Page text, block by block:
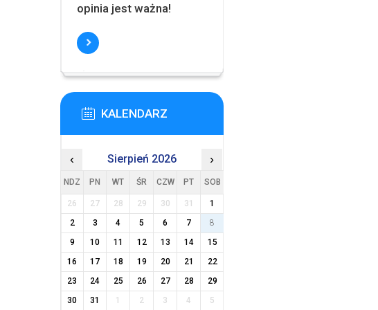
opinia jest ważna!
KALENDARZ
‹ Sierpień 2026 ›
NDZ PN WT ŚR CZW PT SOB
26 27 28 29 30 31
1
2
3 4 5 6 7
8
9
10 11 12 13 14
15
16
17 18 19 20 21
22
23
24 25 26 27 28
29
30
31 1 2 3 4 5